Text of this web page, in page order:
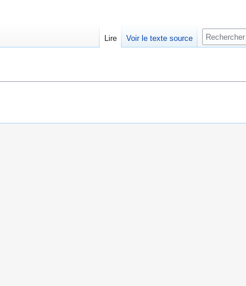
Lire Voir le texte source